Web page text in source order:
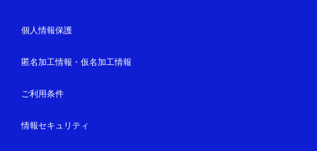
個人情報保護
匿名加工情報・仮名加工情報
ご利用条件
情報セキュリティ